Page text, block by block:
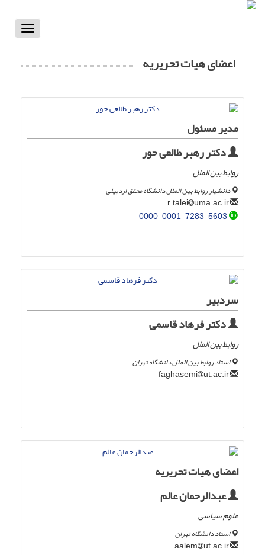
Toggle
اعضای هیات تحریریه
مدیر مسئول
دکتر رهبر طالعی حور
روابط بین الملل
دانشیار روابط بین الملل دانشگاه محقق اردبیلی
uma.ac.ir
0000-0001-7283-5603
سردبیر
دکتر فرهاد قاسمی
روابط بین الملل
استاد روابط بین الملل دانشگاه تهران
ut.ac.ir
اعضای هیات تحریریه
عبدالرحمان عالم
علوم سیاسی
استاد دانشگاه تهران
ut.ac.ir